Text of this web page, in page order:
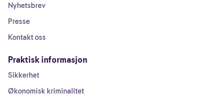
Nyhetsbrev
Presse
Kontakt oss
Praktisk informasjon
Sikkerhet
Økonomisk kriminalitet